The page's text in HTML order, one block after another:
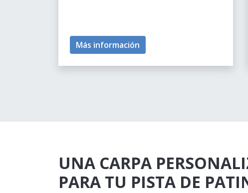
Más información
UNA CARPA
PARA TU PISTA DE